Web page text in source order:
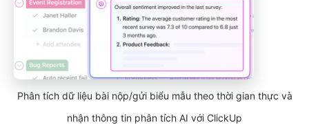
Phân tích dữ liệu bài nộp/gửi biểu mẫu theo thời gian thực và
nhận thông tin phân tích AI với ClickUp